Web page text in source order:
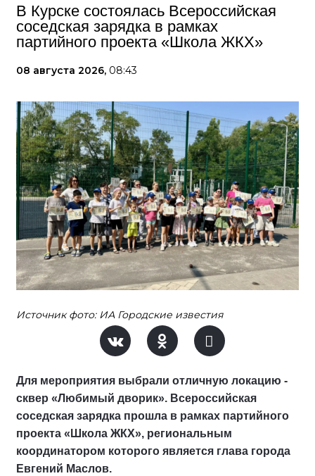
В Курске состоялась Всероссийская
соседская зарядка в рамках
партийного проекта «Школа ЖКХ»
08 августа 2026, 08:43
Источник фото: ИА Городские известия
Для мероприятия выбрали отличную локацию -
сквер «Любимый дворик». Всероссийская
соседская зарядка прошла в рамках партийного
проекта «Школа ЖКХ», региональным
координатором которого является глава города
Евгений Маслов.